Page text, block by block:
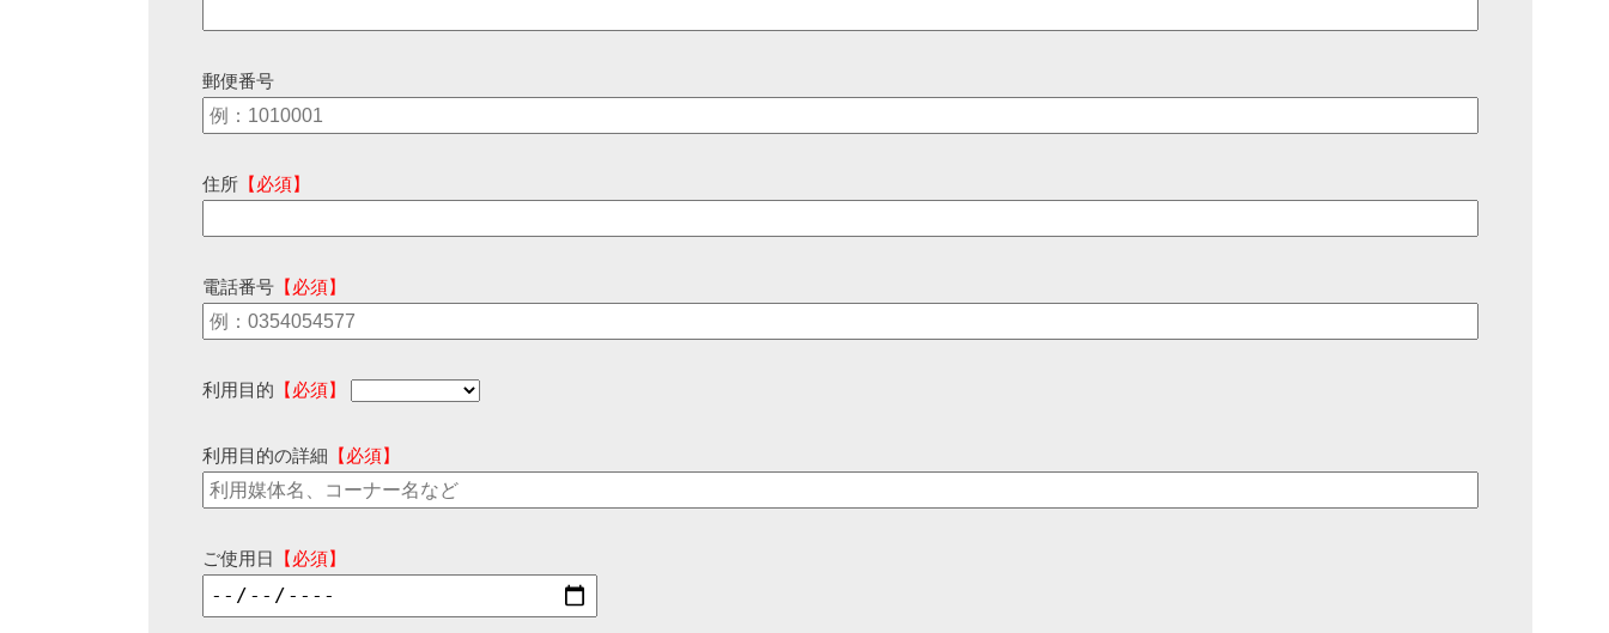
郵便番号
住所 【必須】
電話番号 【必須】
利用目的 【必須】
利用目的の詳細 【必須】
ご使用日 【必須】